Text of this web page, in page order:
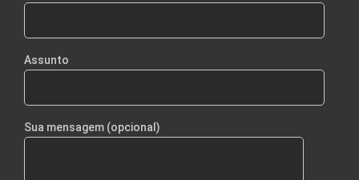
Assunto
Sua mensagem (opcional)